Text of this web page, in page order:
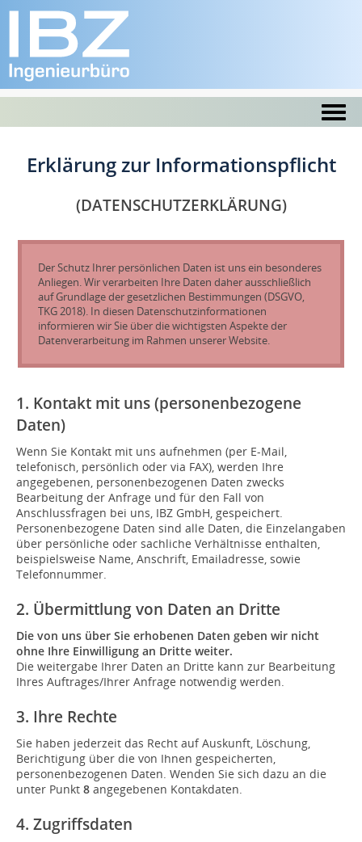
Erklärung zur Informationspflicht
(DATENSCHUTZERKLÄRUNG)
Der Schutz Ihrer persönlichen Daten ist uns ein besonderes
Anliegen. Wir verarbeiten Ihre Daten daher ausschließlich
auf Grundlage der gesetzlichen Bestimmungen (DSGVO,
TKG 2018). In diesen Datenschutzinformationen
informieren wir Sie über die wichtigsten Aspekte der
Datenverarbeitung im Rahmen unserer Website.
1. Kontakt mit uns (personenbezogene
Daten)
Wenn Sie Kontakt mit uns aufnehmen (per E-Mail,
telefonisch, persönlich oder via FAX), werden Ihre
angegebenen, personenbezogenen Daten zwecks
Bearbeitung der Anfrage und für den Fall von
Anschlussfragen bei uns, IBZ GmbH, gespeichert.
Personenbezogene Daten sind alle Daten, die Einzelangaben
über persönliche oder sachliche Verhältnisse enthalten,
beispielsweise Name, Anschrift, Emailadresse, sowie
Telefonnummer.
2. Übermittlung von Daten an Dritte
Die von uns über Sie erhobenen Daten geben wir nicht
ohne Ihre Einwilligung an Dritte weiter.
Die weitergabe Ihrer Daten an Dritte kann zur Bearbeitung
Ihres Auftrages/Ihrer Anfrage notwendig werden.
3. Ihre Rechte
Sie haben jederzeit das Recht auf Auskunft, Löschung,
Berichtigung über die von Ihnen gespeicherten,
personenbezogenen Daten. Wenden Sie sich dazu an die
unter Punkt 8 angegebenen Kontakdaten.
4. Zugriffsdaten